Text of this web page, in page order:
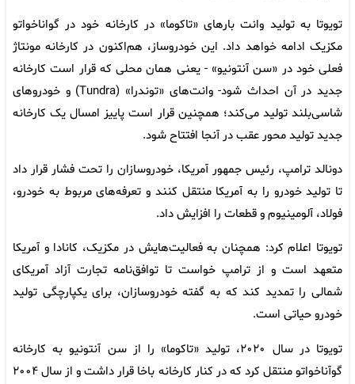
تویوتا به تولید وانت بارهای «تاکوما» در کارخانه خود در گواناخواتو
مکزیک ادامه خواهد داد. این خودروساز، هم‌اکنون در کارخانه مونتاژ
فعلی‌ خود در «سن آنتونیو» - یعنی همان محلی که قرار است کارخانه
جدید در آن احداث شود- وانت‌های «توندرا» (Tundra) و خودروهای
شاسی‌بلند تولید می‌کند؛ همچنین قرار است پاییز امسال یک کارخانه
جدید تولید محور عقب در آنجا افتتاح شود.
دونالد ترامپ، رئیس جمهور آمریکا، خودروسازان را تحت فشار قرار داد
تا تولید خودرو را به آمریکا منتقل کنند و تعرفه‌های مربوط به خودرو،
فولاد، آلومینیوم و قطعات را افزایش داد.
تویوتا اعلام کرد: همچنان به فعالیت‌هایش در مکزیک، کانادا و آمریکا
متعهد است و از ترامپ خواست تا توافق‌نامه تجارت آزاد آمریکای
شمالی را تمدید کند که به گفته خودروسازان، برای یکپارچگی تولید
خودرو حیاتی است.
تویوتا در سال ۲۰۲۰، تولید «تاکوما» را از سن آنتونیو به کارخانه
گوآناخواتو منتقل کرد که در کنار کارخانه باخا قرار داشت و از سال ۲۰۰۴